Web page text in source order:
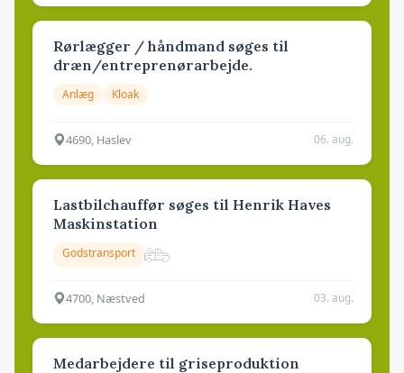
Rørlægger / håndmand søges til
dræn/entreprenørarbejde.
Anlæg Kloak
4690, Haslev 06. aug.
Lastbilchauffør søges til Henrik Haves
Maskinstation
Godstransport
4700, Næstved 03. aug.
Medarbejdere til griseproduktion